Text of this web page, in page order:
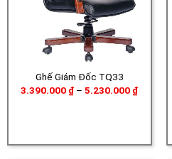
Ghế Giám Đốc TQ33
3.390.000 ₫ – 5.230.000 ₫Khoảng